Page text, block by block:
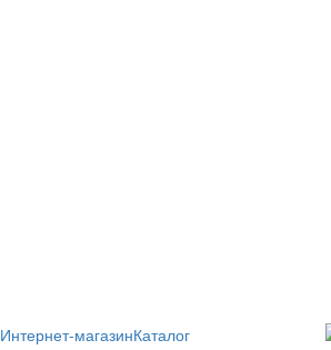
Интернет-магазинКаталог